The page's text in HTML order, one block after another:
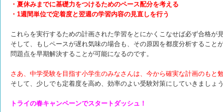
・夏休みまでに基礎力をつけるためのペース配分を考える
・1週間単位で定着度と翌週の学習内容の見直しを行う
これらを実行するための計画された学習をとにかくこなせば必ず合格が
そして、もしペースが遅れ気味の場合も、その原因を都度分析すること
問題点を早期解決することが可能になるのです。
さあ、中学受験を目指す小学生のみなさんは、今から確実な計画のもと
そして、少しでも定着度を高め、効率のよい受験対策にしていきましょ
トライの春キャンペーンでスタートダッシュ！